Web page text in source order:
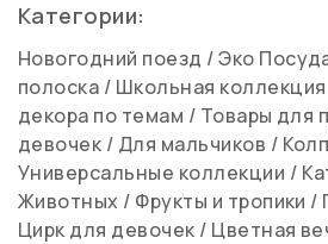
Категории:
Новогодний поезд /Эко
полоска / Школьная коллекция
декора по темам / Товары для
девочек / Для мальчиков /
Универсальные коллекции /
Животных / Фрукты и тропики /
Цирк для девочек / Цветная